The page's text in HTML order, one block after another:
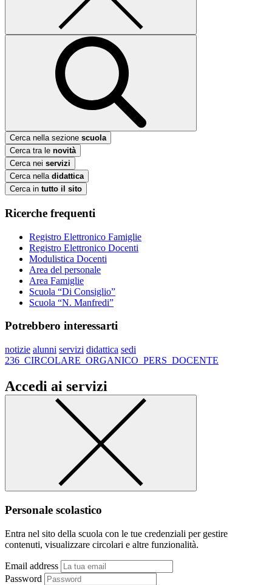
Cerca nella sezione scuola
Cerca tra le novità
Cerca nei servizi
Cerca nella didattica
Cerca in tutto il sito
Ricerche frequenti
Registro Elettronico Famiglie
Registro Elettronico Docenti
Modulistica Docenti
Area del personale
Area Famiglie
Scuola “Di Consiglio”
Scuola “N. Manfredi”
Potrebbero interessarti
notizie alunni servizi didattica sedi
236_CIRCOLARE_ORGANICO_PERS_DOCENTE
Accedi ai servizi
Personale scolastico
Entra nel sito della scuola con le tue credenziali per gestire
contenuti, visualizzare circolari e altre funzionalità.
Email address
Password